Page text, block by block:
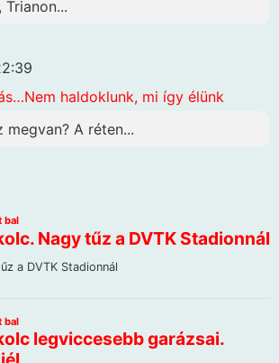
haldoklunk, mi így élünk
megvan? A réten...